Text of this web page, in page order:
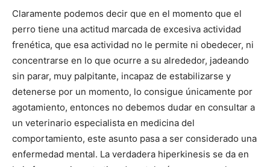
Fotos
de
Cachorros
Claramente podemos decir que en el momento que el
perro tiene una actitud marcada de excesiva actividad
frenética, que esa actividad no le permite ni obedecer, ni
concentrarse en lo que ocurre a su alrededor, jadeando
sin parar, muy palpitante, incapaz de estabilizarse y
detenerse por un momento, lo consigue únicamente por
agotamiento, entonces no debemos dudar en consultar a
un veterinario especialista en medicina del
comportamiento, este asunto pasa a ser considerado una
enfermedad mental. La verdadera hiperkinesis se da en